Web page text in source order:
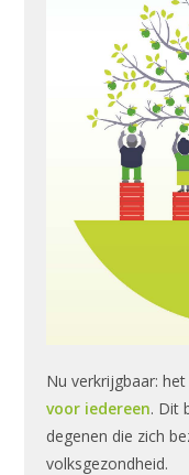
Nu verkrijgbaar:
voor iedereen. Dit
degenen die zich
volksgezondheid.